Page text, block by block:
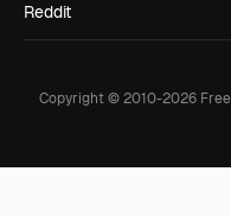
Reddit
Copyright © 2010-2026